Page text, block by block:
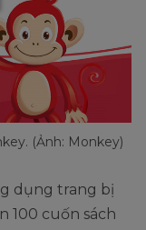
(Ảnh: Monkey)
dụng trang bị
100 cuốn sách